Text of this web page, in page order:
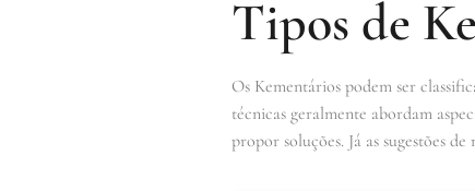
Tipos de
Os Kementários podem ser
técnicas geralmente abordam
propor soluções. Já as sugestões